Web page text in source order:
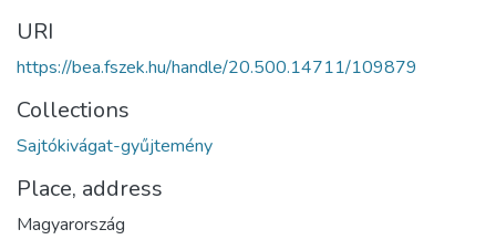
URI
https://bea.fszek.hu/handle/20.500.14711/109879
Collections
Sajtókivágat-gyűjtemény
Place, address
Magyarország